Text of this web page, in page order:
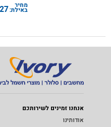
מחיר
באילת:
אנחנו זמינים לשירותכם
אודותינו